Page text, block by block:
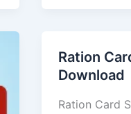
Ration
Download
Ration Card